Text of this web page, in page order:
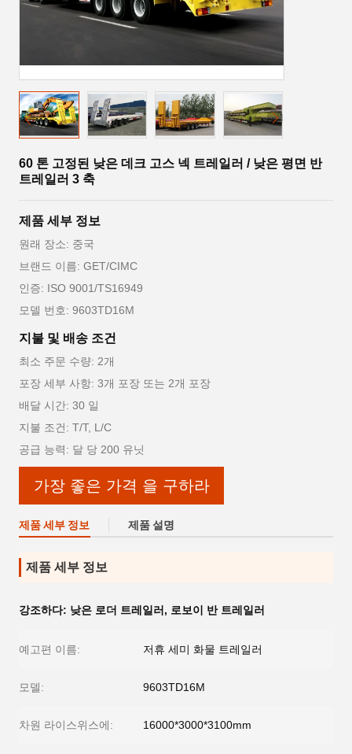
60 톤 고정된 낮은 데크 고스 넥 트레일러 / 낮은 평면 반
트레일러 3 축
제품 세부 정보
원래 장소: 중국
브랜드 이름: GET/CIMC
인증: ISO 9001/TS16949
모델 번호: 9603TD16M
지불 및 배송 조건
최소 주문 수량: 2개
포장 세부 사항: 3개 포장 또는 2개 포장
배달 시간: 30 일
지불 조건: T/T, L/C
공급 능력: 달 당 200 유닛
가장 좋은 가격 을 구하라
제품 세부 정보 제품 설명
제품 세부 정보
강조하다: 낮은 로더 트레일러 , 로보이 반 트레일러
예고편 이름: 저휴 세미 화물 트레일러
모델: 9603TD16M
차원 라이스위스에: 16000*3000*3100mm